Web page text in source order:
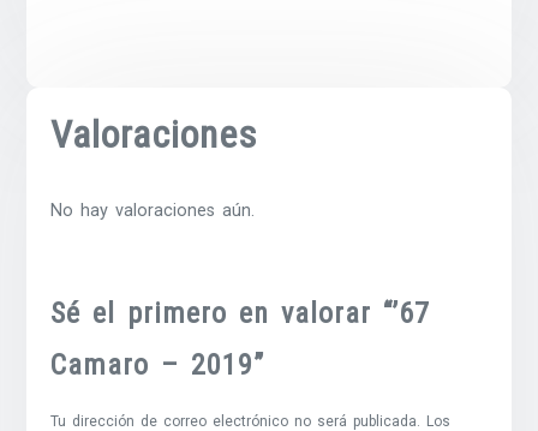
Valoraciones
No hay valoraciones aún.
Sé el primero en valorar “’67
Camaro – 2019”
Tu dirección de correo electrónico no será publicada. Los